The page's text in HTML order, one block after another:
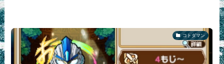
コトダマン